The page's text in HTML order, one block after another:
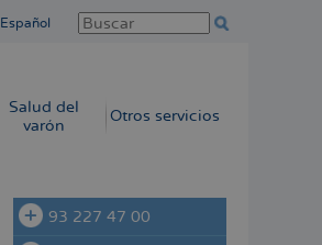
Español
Salud del
varón
Otros servicios
93 227 47 00